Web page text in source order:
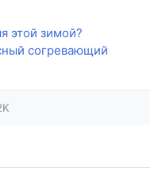
этой зимой?
согревающий